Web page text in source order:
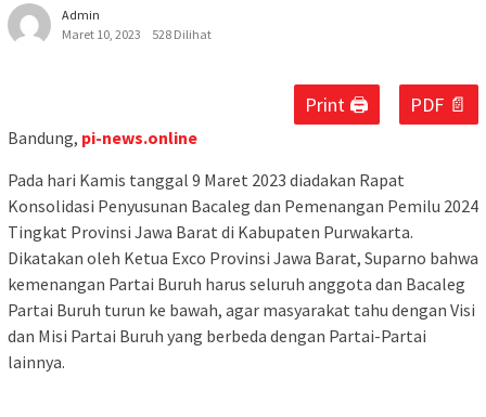
Admin
Maret 10, 2023
528 Dilihat
Print 🖨 PDF 📄
Bandung, pi-news.online
Pada hari Kamis tanggal 9 Maret 2023 diadakan Rapat
Konsolidasi Penyusunan Bacaleg dan Pemenangan Pemilu 2024
Tingkat Provinsi Jawa Barat di Kabupaten Purwakarta.
Dikatakan oleh Ketua Exco Provinsi Jawa Barat, Suparno bahwa
kemenangan Partai Buruh harus seluruh anggota dan Bacaleg
Partai Buruh turun ke bawah, agar masyarakat tahu dengan Visi
dan Misi Partai Buruh yang berbeda dengan Partai-Partai
lainnya.